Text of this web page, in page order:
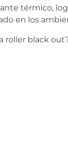
térmico,
en los
roller black